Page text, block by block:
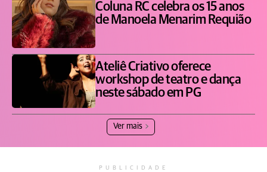
Coluna RC celebra os 15 anos
de Manoela Menarim Requião
Ateliê Criativo oferece
workshop de teatro e dança
neste sábado em PG
Ver mais
PUBLICIDADE